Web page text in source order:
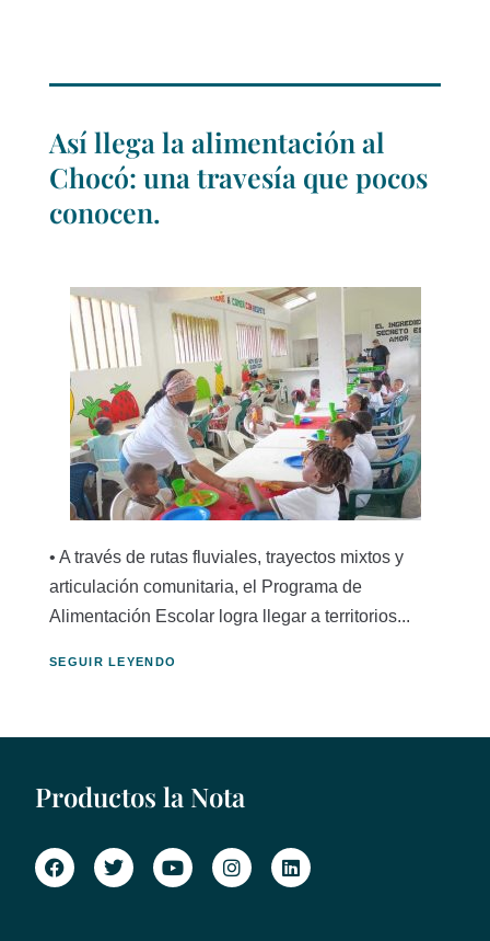
Así llega la alimentación al
Chocó: una travesía que pocos
conocen.
• A través de rutas fluviales, trayectos mixtos y
articulación comunitaria, el Programa de
Alimentación Escolar logra llegar a territorios...
SEGUIR LEYENDO
Productos la Nota